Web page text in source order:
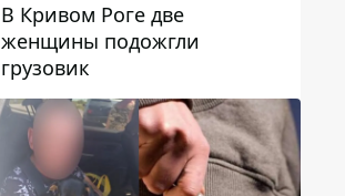
В Кривом Роге две
женщины подожгли
грузовик